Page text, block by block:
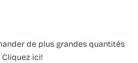
de plus grandes quantités
ici!